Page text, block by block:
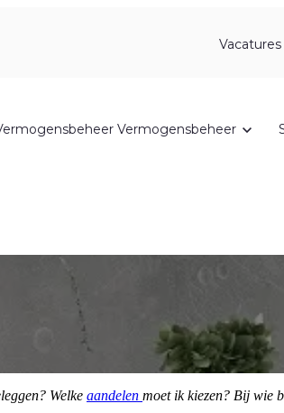
Vacatures
Vermogensbeheer
Welke aandelen moet ik kiezen? Bij wie